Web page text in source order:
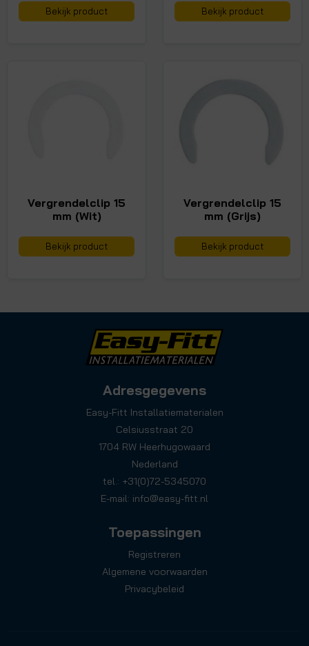
Bekijk product Bekijk product
Vergrendelclip 15
mm (Wit)
Bekijk product
Vergrendelclip 15
mm (Grijs)
Bekijk product
Adresgegevens
Easy-Fitt Installatiematerialen
Celsiusstraat 20
1704 RW Heerhugowaard
Nederland
tel.: +31(0)72-5345070
E-mail: info@easy-fitt.nl
Toepassingen
Registreren
Algemene voorwaarden
Privacybeleid